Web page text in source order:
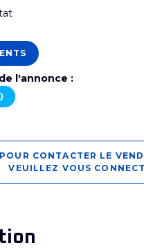
l'annonce :
POUR CONTACTER LE
VEUILLEZ VOUS